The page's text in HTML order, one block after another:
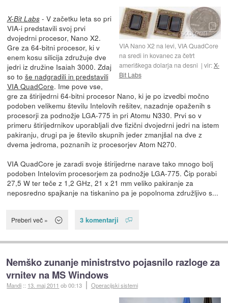
VIA Nano X2 na levi, VIA QuadCore
na sredi in kovanec za četrt
ameriškega dolarja na desni
vir:X-
Bit Labs
X-Bit Labs- V začetku leta so pri
VIA-i predstavili svoj prvi
dvojedrni procesor, Nano X2.
Gre za 64-bitni procesor, ki v
enem kosu silicija združuje dve
jedri iz družine Isaiah 3000. Zdaj
so to še nadgradili in predstavili
VIA QuadCore. Ime pove vse,
gre za štirijedrni 64-bitni procesor Nano, ki je po izvedbi močno
podoben velikemu številu Intelovih rešitev, nazadnje opaženih s
procesorji za podnožje LGA-775 in pri Atomu N330. Prvi so v
primeru štirijedrnikov uporabljali dve fizični dvojedrni jedri na istem
pakiranju, drugi pa je število skupnih jeder zmanjšal na dve z
dvema jedroma, poznanih iz procesorjev Atom N270.
VIA QuadCore je zaradi svoje štirijedrne narave tako mnogo bolj
podoben Intelovim procesorjem za podnožje LGA-775. Čip porabi
27,5 W ter teče z 1,2 GHz, 21 x 21 mm veliko pakiranje za
neposredno spajkanje na tiskanino pa je popolnoma združljivo s...
Preberi več » 3 komentarji
Nemško zunanje ministrstvo pojasnilo razloge za
vrnitev na MS Windows
Mandi :: 13. maj 2011 ob 00:13 Operacijski sistemi